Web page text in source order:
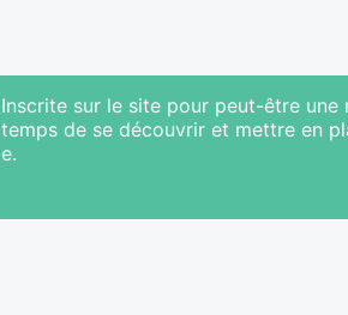
Inscrite sur le site pour peut-être
temps de se découvrir et mettre en
e.